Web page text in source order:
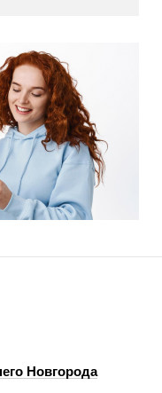
Новгорода